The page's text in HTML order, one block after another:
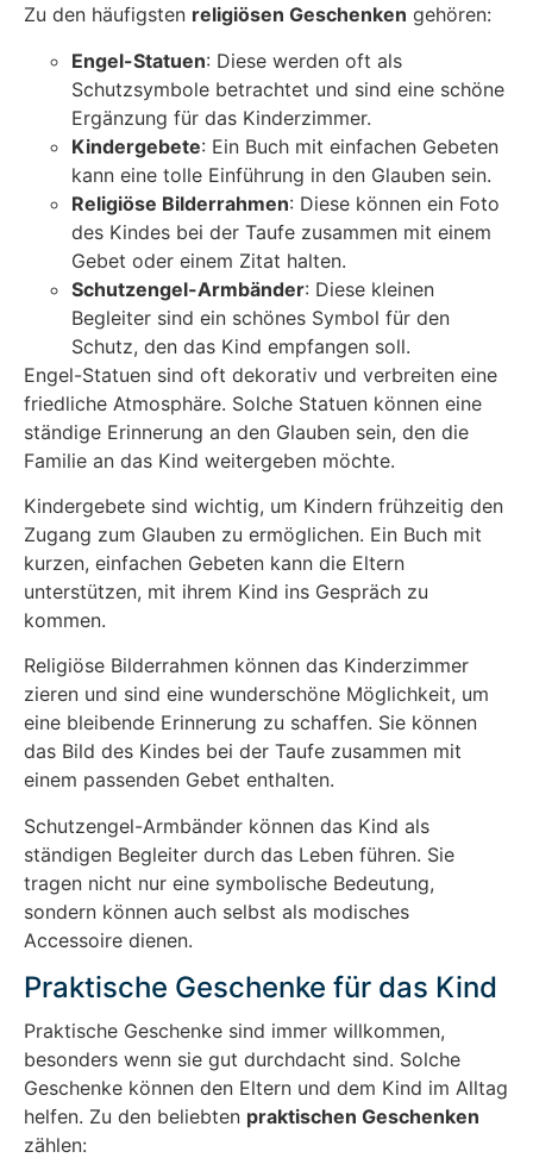
Zu den häufigsten religiösen Geschenken gehören:
Engel-Statuen: Diese werden oft als
Schutzsymbole betrachtet und sind eine schöne
Ergänzung für das Kinderzimmer.
Kindergebete: Ein Buch mit einfachen Gebeten
kann eine tolle Einführung in den Glauben sein.
Religiöse Bilderrahmen: Diese können ein Foto
des Kindes bei der Taufe zusammen mit einem
Gebet oder einem Zitat halten.
Schutzengel-Armbänder: Diese kleinen
Begleiter sind ein schönes Symbol für den
Schutz, den das Kind empfangen soll.
Engel-Statuen sind oft dekorativ und verbreiten eine
friedliche Atmosphäre. Solche Statuen können eine
ständige Erinnerung an den Glauben sein, den die
Familie an das Kind weitergeben möchte.
Kindergebete sind wichtig, um Kindern frühzeitig den
Zugang zum Glauben zu ermöglichen. Ein Buch mit
kurzen, einfachen Gebeten kann die Eltern
unterstützen, mit ihrem Kind ins Gespräch zu
kommen.
Religiöse Bilderrahmen können das Kinderzimmer
zieren und sind eine wunderschöne Möglichkeit, um
eine bleibende Erinnerung zu schaffen. Sie können
das Bild des Kindes bei der Taufe zusammen mit
einem passenden Gebet enthalten.
Schutzengel-Armbänder können das Kind als
ständigen Begleiter durch das Leben führen. Sie
tragen nicht nur eine symbolische Bedeutung,
sondern können auch selbst als modisches
Accessoire dienen.
Praktische Geschenke für das Kind
Praktische Geschenke sind immer willkommen,
besonders wenn sie gut durchdacht sind. Solche
Geschenke können den Eltern und dem Kind im Alltag
helfen. Zu den beliebten praktischen Geschenken
zählen: